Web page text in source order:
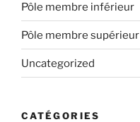
Pôle membre inférieur
Pôle membre supérieur
Uncategorized
CATÉGORIES